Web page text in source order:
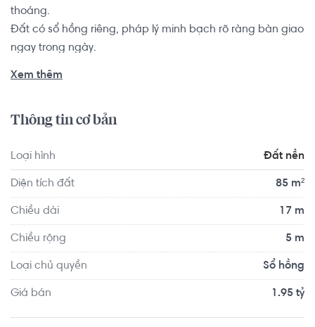
thoáng.
Đất có sổ hồng riêng, pháp lý minh bạch rõ ràng bàn giao
ngay trong ngày.
hướn, cách Thủ Dầu Một chỉ 10 phút đi xe. Vị trí đẹp gần
quanh có đầy đủ mọi tiện ích.
Xem thêm
Thông tin cơ bản
Loại hình Đất nền
Diện tích đất 85 m²
Chiều dài 17 m
Chiều rộng 5 m
Loại chủ quyền Sổ hồng
Giá bán 1.95 tỷ